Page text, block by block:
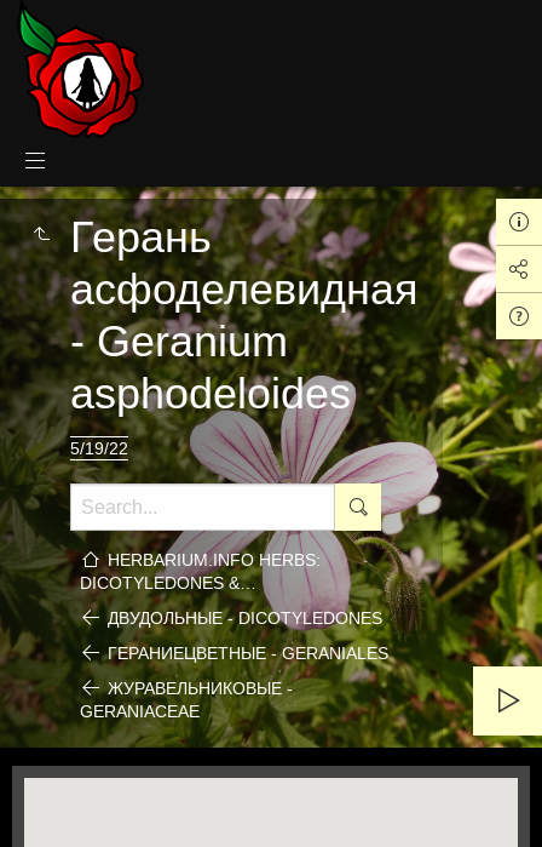
Герань
асфоделевидная
- Geranium
asphodeloides
5/19/22
HERBARIUM.INFO HERBS:
DICOTYLEDONES &…
ДВУДОЛЬНЫЕ - DICOTYLEDONES
ГЕРАНИЕЦВЕТНЫЕ - GERANIALES
ЖУРАВЕЛЬНИКОВЫЕ -
GERANIACEAE